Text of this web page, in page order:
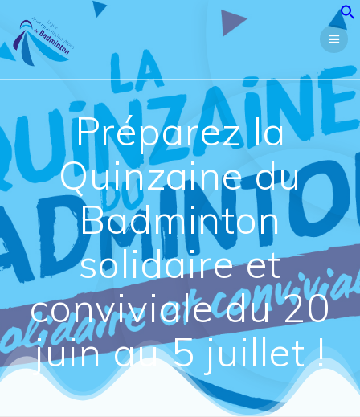
Préparez la
Quinzaine du
Badminton
solidaire et
conviviale du 20
juin au 5 juillet !